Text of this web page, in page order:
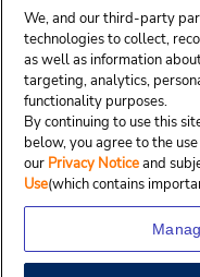
Partenaires de Budget
We, and our third-party
technologies to collect,
as well as information
targeting, analytics,
functionality purposes.
By continuing to use this
below, you agree to the
our Privacy Noticeand
Use(which contains